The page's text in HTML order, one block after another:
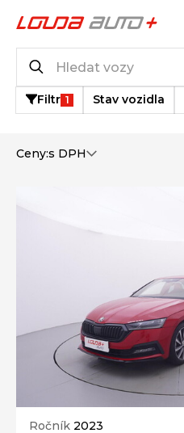
Filtr 1 Stav vozidla
Ceny:s DPH
Ročník 2023